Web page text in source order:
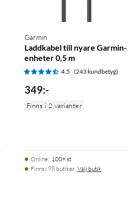
Garmin
Laddkabel till nyare Garmin-
enheter 0,5 m
4.5 (243 kundbetyg)
349:-
Finns i 2 varianter
Online: 100+ st
Finns i 98 butiker. Välj butik